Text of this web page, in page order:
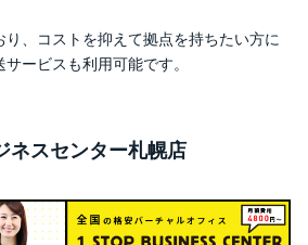
、コストを抑えて拠点を持ちたい方に
ービスも利用可能です。
ネスセンター札幌店